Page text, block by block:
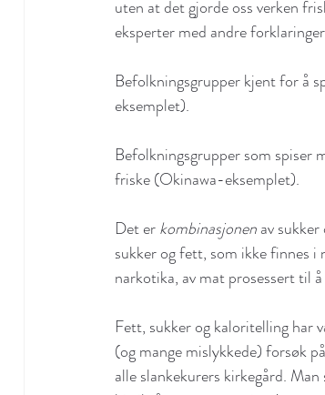
uten at det gjorde oss verken
eksperter med andre
Befolkningsgrupper kjent for å
eksemplet).
Befolkningsgrupper som spiser
friske (Okinawa-eksemplet).
Det er kombinasjonen av
sukker og fett, som ikke finnes i
narkotika, av mat prosessert til
Fett, sukker og kaloritelling har
(og mange mislykkede) forsøk
alle slankekurers kirkegård.